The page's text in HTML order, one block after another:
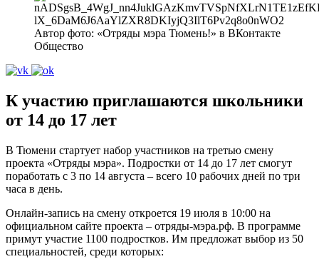
Автор фото: «Отряды мэра Тюмень!» в ВКонтакте
Общество
К участию приглашаются школьники
от 14 до 17 лет
В Тюмени стартует набор участников на третью смену
проекта «Отряды мэра». Подростки от 14 до 17 лет смогут
поработать с 3 по 14 августа – всего 10 рабочих дней по три
часа в день.
Онлайн‑запись на смену откроется 19 июля в 10:00 на
официальном сайте проекта – отряды‑мэра.рф. В программе
примут участие 1100 подростков. Им предложат выбор из 50
специальностей, среди которых: